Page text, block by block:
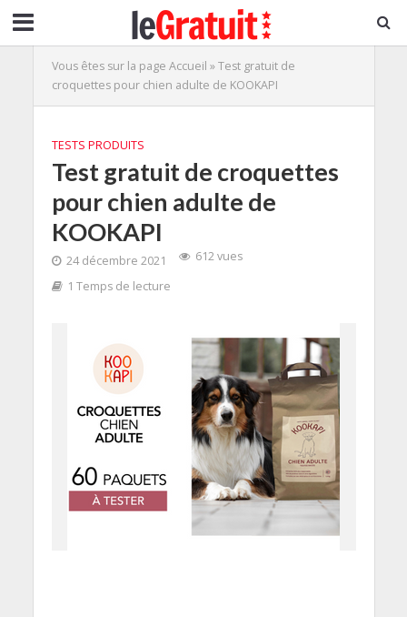
Vous êtes sur la page Accueil »Test gratuit de
croquettes pour chien adulte de KOOKAPI
TESTS PRODUITS
Test gratuit de croquettes
pour chien adulte de
KOOKAPI
24 décembre 2021
612 vues
1 Temps de lecture